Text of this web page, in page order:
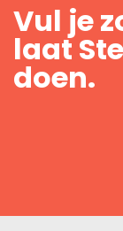
Vul je
laat
doen.